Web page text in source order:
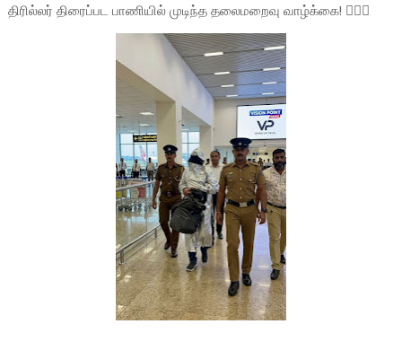
திரில்லர் திரைப்பட பாணியில் முடிந்த தலைமறைவு வாழ்க்கை! 🕵️‍♂️🔥